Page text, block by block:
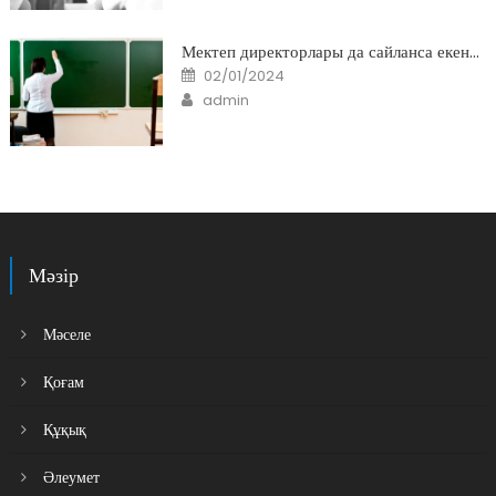
Мектеп директорлары да сайланса екен…
Posted
on
02/01/2024
Author
admin
Мәзір
Мәселе
Қоғам
Құқық
Әлеумет